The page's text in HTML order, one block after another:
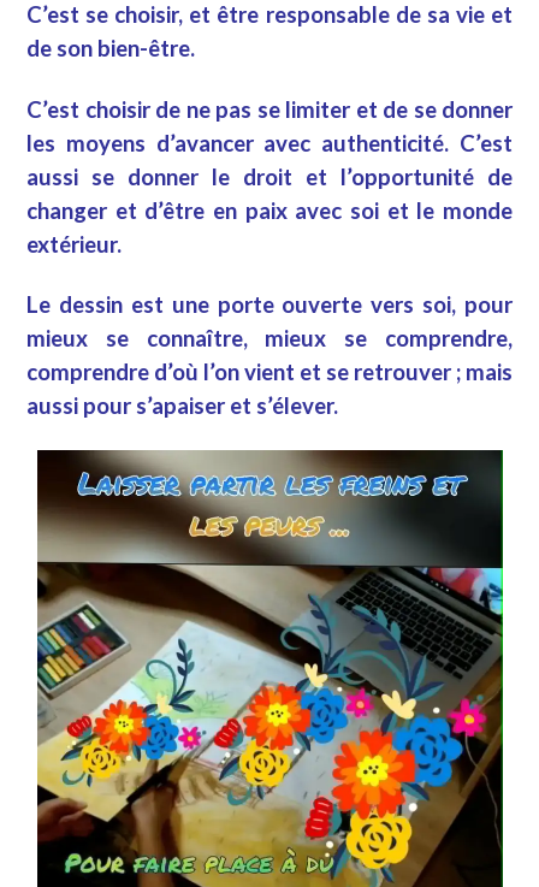
C’est se choisir, et être responsable de sa vie et
de son bien-être.
C’est choisir de ne pas se limiter et de se donner
les moyens d’avancer avec authenticité. C’est
aussi se donner le droit et l’opportunité de
changer et d’être en paix avec soi et le monde
extérieur.
Le dessin est une porte ouverte vers soi, pour
mieux se connaître, mieux se comprendre,
comprendre d’où l’on vient et se retrouver ; mais
aussi pour s’apaiser et s’élever.